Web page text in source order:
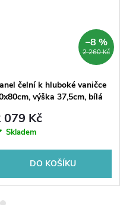
2 260 Kč
–8 %
čelní k hluboké vaničce
výška 37,5cm, bílá
079 Kč
Skladem
DO KOŠÍKU